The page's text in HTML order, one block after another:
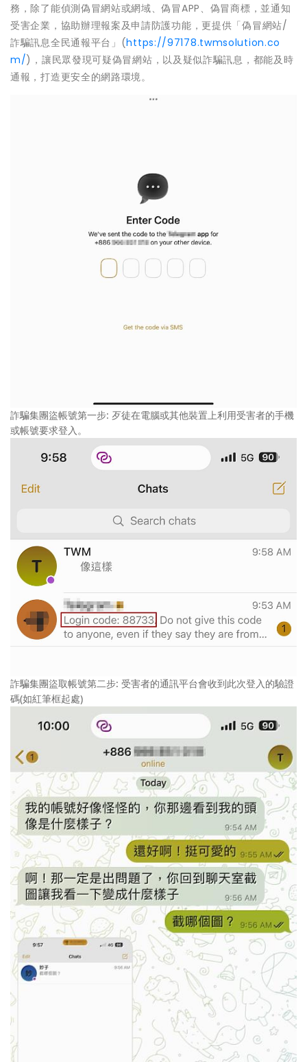
務，除了能偵測偽冒網站或網域、偽冒APP、偽冒商標，並通知
受害企業，協助辦理報案及申請防護功能，更提供「偽冒網站/
詐騙訊息全民通報平台」(https://97178.twmsolution.co
m/)，讓民眾發現可疑偽冒網站，以及疑似詐騙訊息，都能及時
通報，打造更安全的網路環境。
詐騙集團盜帳號第一步: 歹徒在電腦或其他裝置上利用受害者的手機
或帳號要求登入。
詐騙集團盜取帳號第二步: 受害者的通訊平台會收到此次登入的驗證
碼(如紅筆框起處)